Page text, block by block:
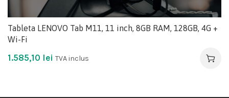
Tableta LENOVO Tab M11, 11 inch, 8GB RAM, 128GB, 4G +
Wi-Fi
1.585,10 lei TVA inclus